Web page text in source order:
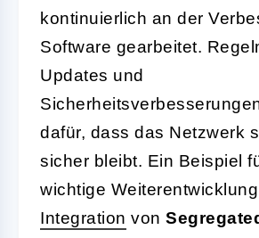
kontinuierlich an der
Software gearbeitet.
Updates und
dafür, dass das Netzwerk
sicher bleibt. Ein Beispiel
wichtige
Integration von